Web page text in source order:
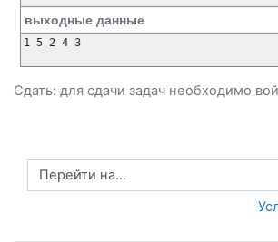
выходные данные
1 5 2 4 3
Сдать: для сдачи задач необходимо
Перейти на...